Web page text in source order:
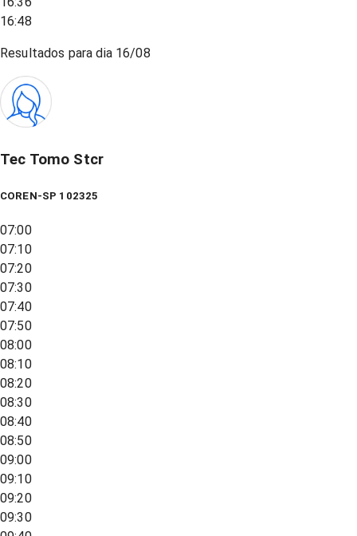
16:48
Resultados para dia 16/08
Tec Tomo Stcr
COREN-SP 102325
07:00
07:10
07:20
07:30
07:40
07:50
08:00
08:10
08:20
08:30
08:40
08:50
09:00
09:10
09:20
09:30